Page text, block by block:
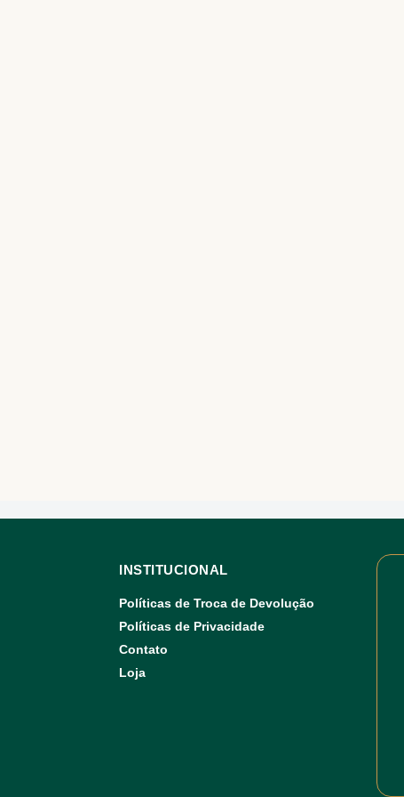
INSTITUCIONAL
Políticas de Troca de Devolução
Políticas de Privacidade
Contato
Loja